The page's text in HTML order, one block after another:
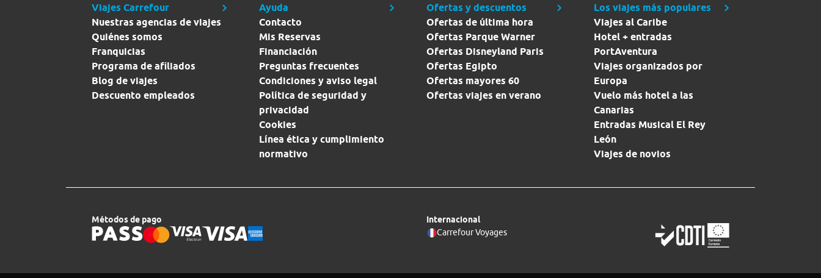
Viajes Carrefour
Nuestras agencias de viajes
Quiénes somos
Franquicias
Programa de afiliados
Blog de viajes
Descuento empleados
Ayuda
Contacto
Mis Reservas
Financiación
Preguntas frecuentes
Condiciones y aviso legal
Política de seguridad y
privacidad
Cookies
Línea ética y cumplimiento
normativo
Ofertas y descuentos
Ofertas de última hora
Ofertas Parque Warner
Ofertas Disneyland Paris
Ofertas Egipto
Ofertas mayores 60
Ofertas viajes en verano
Los viajes más populares
Viajes al Caribe
Hotel + entradas
PortAventura
Viajes organizados por
Europa
Vuelo más hotel a las
Canarias
Entradas Musical El Rey
León
Viajes de novios
Métodos de pago
Internacional
Carrefour Voyages